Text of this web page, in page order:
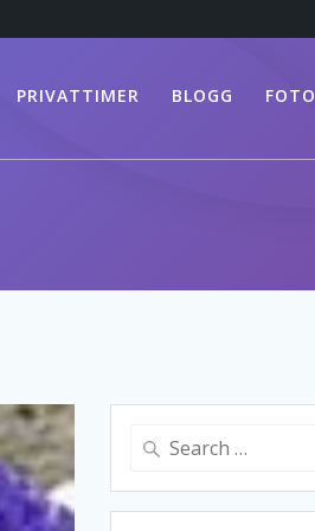
PRIVATTIMER BLOGG FOTO
Search